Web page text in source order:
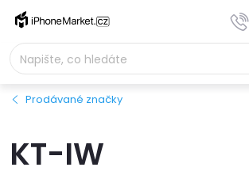
Přejít
obsah
Prodávané značky
KT-IW